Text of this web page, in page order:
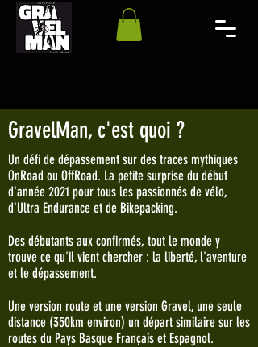
GravelMan, c'est quoi ?
Un défi de dépassement sur des traces mythiques
OnRoad ou OffRoad. La petite surprise du début
d'année 2021 pour tous les passionnés de vélo,
d'Ultra Endurance et de Bikepacking.
Des débutants aux confirmés, tout le monde y
trouve ce qu'il vient chercher : la liberté, l'aventure
et le dépassement.
Une version route et une version Gravel, une seule
distance (350km environ) un départ similaire sur les
routes du Pays Basque Français et Espagnol.